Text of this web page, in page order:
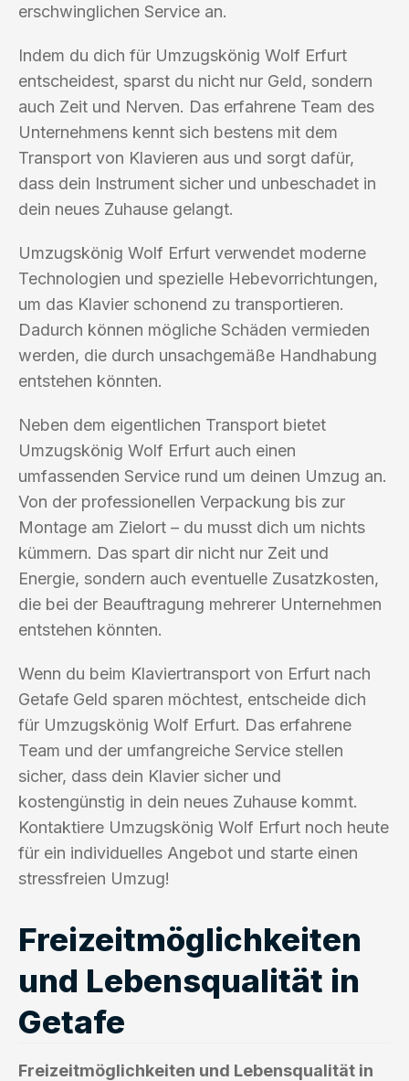
erschwinglichen Service an.
Indem du dich für Umzugskönig Wolf Erfurt
entscheidest, sparst du nicht nur Geld, sondern
auch Zeit und Nerven. Das erfahrene Team des
Unternehmens kennt sich bestens mit dem
Transport von Klavieren aus und sorgt dafür,
dass dein Instrument sicher und unbeschadet in
dein neues Zuhause gelangt.
Umzugskönig Wolf Erfurt verwendet moderne
Technologien und spezielle Hebevorrichtungen,
um das Klavier schonend zu transportieren.
Dadurch können mögliche Schäden vermieden
werden, die durch unsachgemäße Handhabung
entstehen könnten.
Neben dem eigentlichen Transport bietet
Umzugskönig Wolf Erfurt auch einen
umfassenden Service rund um deinen Umzug an.
Von der professionellen Verpackung bis zur
Montage am Zielort – du musst dich um nichts
kümmern. Das spart dir nicht nur Zeit und
Energie, sondern auch eventuelle Zusatzkosten,
die bei der Beauftragung mehrerer Unternehmen
entstehen könnten.
Wenn du beim Klaviertransport von Erfurt nach
Getafe Geld sparen möchtest, entscheide dich
für Umzugskönig Wolf Erfurt. Das erfahrene
Team und der umfangreiche Service stellen
sicher, dass dein Klavier sicher und
kostengünstig in dein neues Zuhause kommt.
Kontaktiere Umzugskönig Wolf Erfurt noch heute
für ein individuelles Angebot und starte einen
stressfreien Umzug!
Freizeitmöglichkeiten
und Lebensqualität in
Getafe
Freizeitmöglichkeiten und Lebensqualität in